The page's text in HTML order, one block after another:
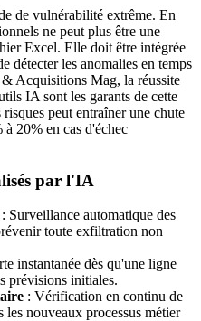
de vulnérabilité extrême. En
ne peut plus être une
Excel. Elle doit être intégrée
détecter les anomalies en temps
Acquisitions Mag, la réussite
IA sont les garants de cette
peut entraîner une chute
20% en cas d'échec
par l'IA
: Surveillance automatique des
toute exfiltration non
instantanée dès qu'une ligne
prévisions initiales.
: Vérification en continu de
nouveaux processus métier